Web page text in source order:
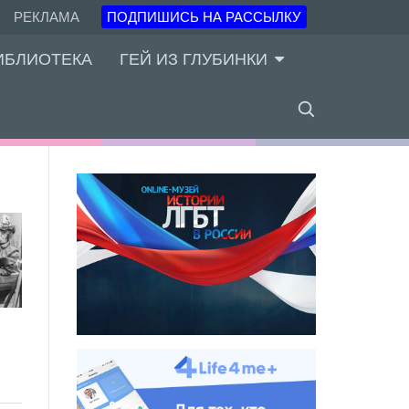
РЕКЛАМА ПОДПИШИСЬ НА РАССЫЛКУ
ГЕЙ ИЗ ГЛУБИНКИ